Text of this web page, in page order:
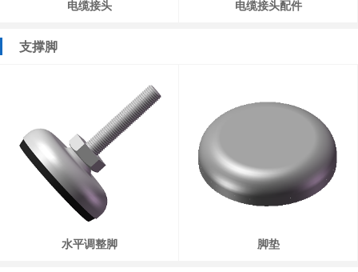
电缆接头 电缆接头配件
支撑脚
水平调整脚 脚垫